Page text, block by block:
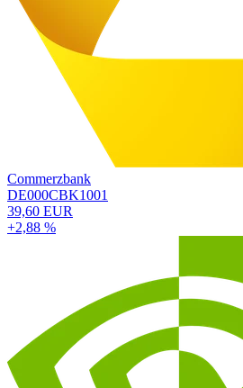
Commerzbank
DE000CBK1001
39,60 EUR
+2,88 %